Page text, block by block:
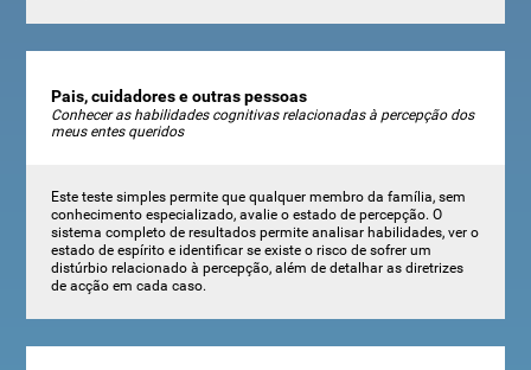
Pais, cuidadores e outras pessoas
Conhecer as habilidades cognitivas relacionadas à percepção dos
meus entes queridos
Este teste simples permite que qualquer membro da família, sem
conhecimento especializado, avalie o estado de percepção. O
sistema completo de resultados permite analisar habilidades, ver o
estado de espírito e identificar se existe o risco de sofrer um
distúrbio relacionado à percepção, além de detalhar as diretrizes
de acção em cada caso.